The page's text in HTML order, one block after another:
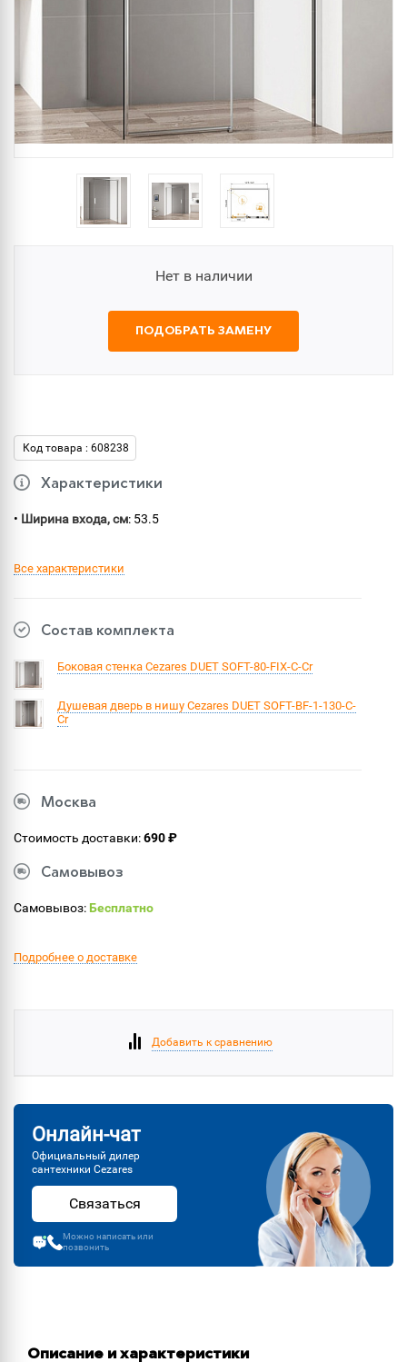
Нет в наличии
ПОДОБРАТЬ ЗАМЕНУ
Код товара : 608238
Характеристики
• Ширина входа, см: 53.5
Все характеристики
Состав комплекта
Боковая стенка Cezares DUET SOFT-80-FIX-C-Cr
Душевая дверь в нишу Cezares DUET SOFT-BF-1-130-C-
Cr
Москва
Стоимость доставки:690 ₽
Самовывоз
Самовывоз:Бесплатно
Подробнее о доставке
Добавить к сравнению
Онлайн-чат
Официальный дилер
сантехники Cezares
Связаться
Можно написать или
позвонить
Описание и характеристики